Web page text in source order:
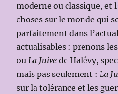
moderne ou classique, et
choses sur le monde qui
parfaitement dans
actualisables : prenons
ou La Juive de Halévy,
mais pas seulement : La
sur la tolérance et les